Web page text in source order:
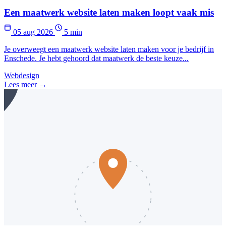
Een maatwerk website laten maken loopt vaak mis
05 aug 2026
5 min
Je overweegt een maatwerk website laten maken voor je bedrijf in
Enschede. Je hebt gehoord dat maatwerk de beste keuze...
Webdesign
Lees meer →